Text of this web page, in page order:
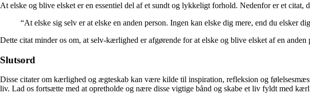
At elske og blive elsket er en essentiel del af et sundt og lykkeligt forhold. Nedenfor er et citat,
“At elske sig selv er at elske en anden person. Ingen kan elske dig mere, end du elsker
Dette citat minder os om, at selv-kærlighed er afgørende for at elske og blive elsket af en
Slutsord
Disse citater om kærlighed og ægteskab kan være kilde til inspiration, refleksion og
liv. Lad os fortsætte med at opretholde og nære disse vigtige bånd og skabe et liv fyldt med